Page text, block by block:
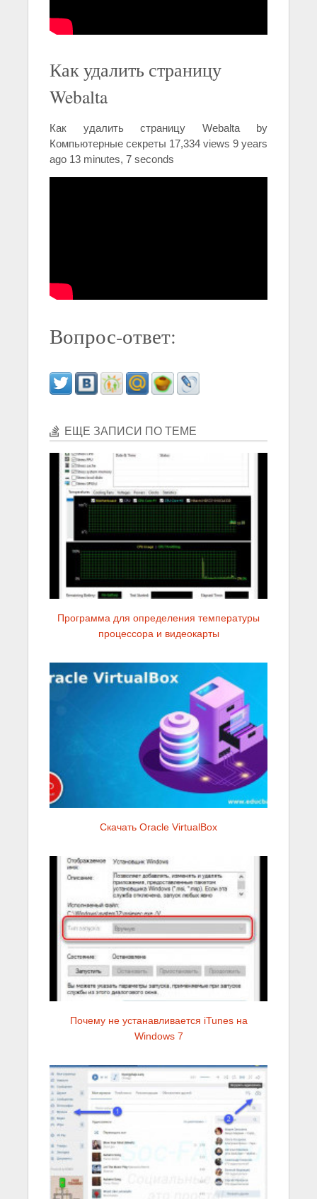
Как удалить страницу
Webalta
Как удалить страницу Webalta by
Компьютерные секреты 17,334 views 9 years
ago 13 minutes, 7 seconds
Вопрос-ответ:
ЕЩЕ ЗАПИСИ ПО ТЕМЕ
Программа для определения температуры
процессора и видеокарты
Скачать Oracle VirtualBox
Почему не устанавливается iTunes на
Windows 7